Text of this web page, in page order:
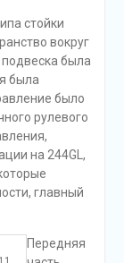
стойки
вокруг
подвеска была
была
было
рулевого
на 244GL,
главный
Передняя